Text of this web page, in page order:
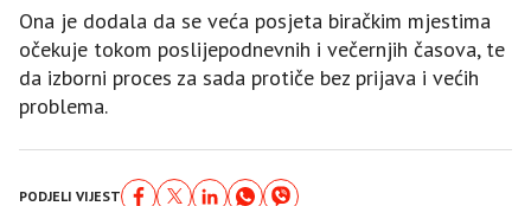
Ona je dodala da se veća posjeta biračkim mjestima
očekuje tokom poslijepodnevnih i večernjih časova, te
da izborni proces za sada protiče bez prijava i većih
problema.
PODJELI VIJEST